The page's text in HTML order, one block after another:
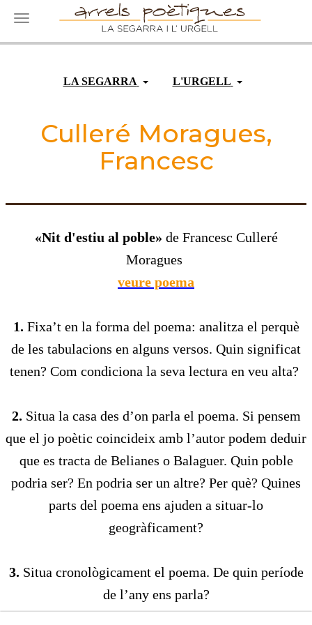
Toggle navigation
LA SEGARRA L'URGELL
Culleré Moragues,
Francesc
«Nit d'estiu al poble» de Francesc Culleré
Moragues
veure poema
1. Fixa’t en la forma del poema: analitza el perquè
de les tabulacions en alguns versos. Quin significat
tenen? Com condiciona la seva lectura en veu alta?
2. Situa la casa des d’on parla el poema. Si pensem
que el jo poètic coincideix amb l’autor podem deduir
que es tracta de Belianes o Balaguer. Quin poble
podria ser? En podria ser un altre? Per què? Quines
parts del poema ens ajuden a situar-lo
geogràficament?
3. Situa cronològicament el poema. De quin període
de l’any ens parla?